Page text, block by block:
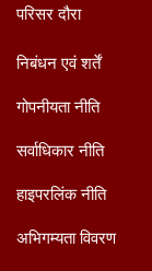
परिसर दौरा
निबंधन एवं शर्तें
गोपनीयता नीति
सर्वाधिकार नीति
हाइपरलिंक नीति
अभिगम्यता विवरण